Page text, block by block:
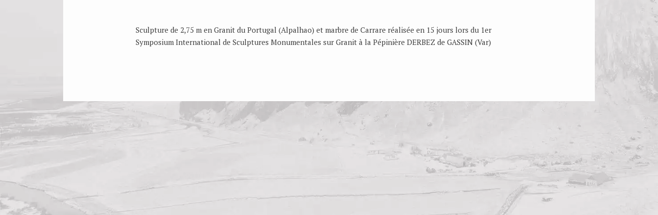
Sculpture de 2,75 m en Granit du Portugal (Alpalhao) et marbre de Carrare réalisée en 15 jours lors du 1er
Symposium International de Sculptures Monumentales sur Granit à la Pépinière DERBEZ de GASSIN (Var)